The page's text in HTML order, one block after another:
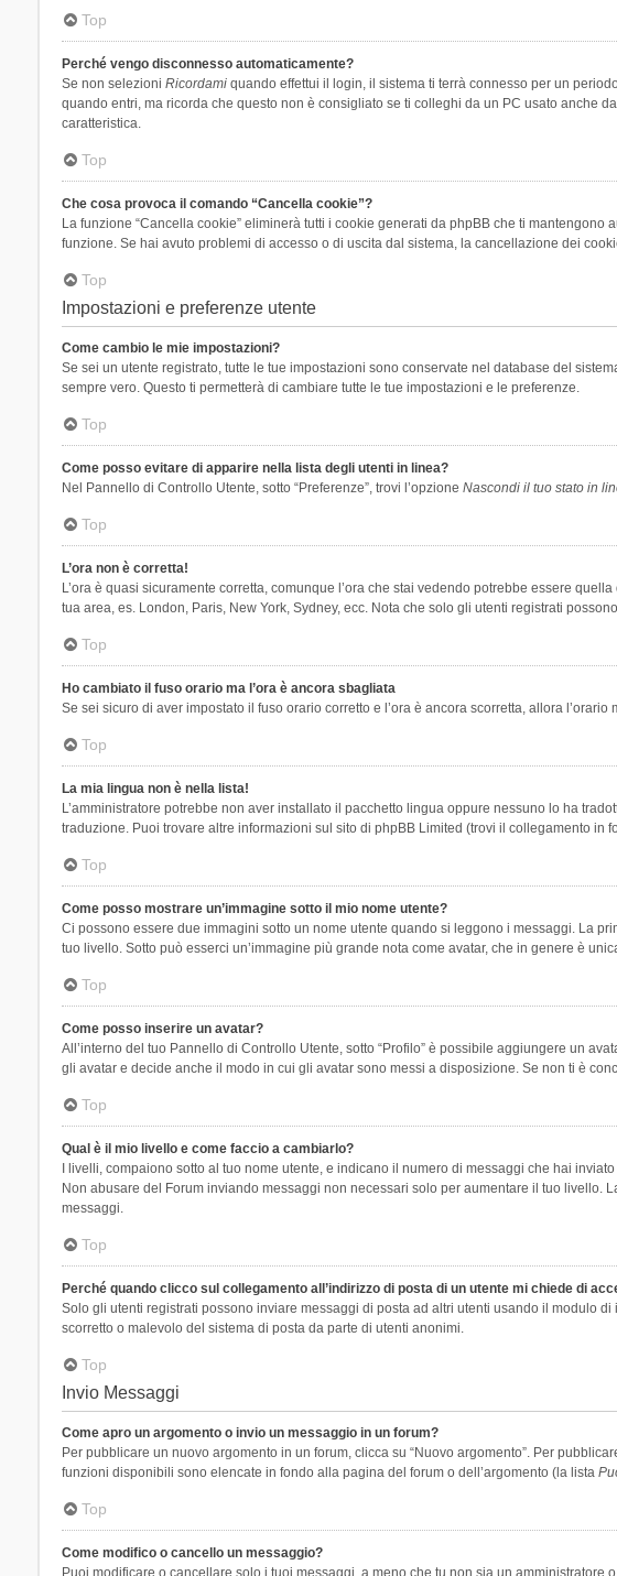
Top
Perché vengo disconnesso automaticamente?
Se non selezioni Ricordamiquando effettui il login, il sistema ti terrà connesso per un
quando entri, ma ricorda che questo non è consigliato se ti colleghi da un PC usato anche
caratteristica.
Top
Che cosa provoca il comando “Cancella cookie”?
La funzione “Cancella cookie” eliminerà tutti i cookie generati da phpBB che ti
funzione. Se hai avuto problemi di accesso o di uscita dal sistema, la cancellazione dei
Top
Impostazioni e preferenze utente
Come cambio le mie impostazioni?
Se sei un utente registrato, tutte le tue impostazioni sono conservate nel database del
sempre vero. Questo ti permetterà di cambiare tutte le tue impostazioni e le preferenze.
Top
Come posso evitare di apparire nella lista degli utenti in linea?
Nel Pannello di Controllo Utente, sotto “Preferenze”, trovi l’opzione Nascondi il tuo stato in
Top
L’ora non è corretta!
L’ora è quasi sicuramente corretta, comunque l’ora che stai vedendo potrebbe essere
tua area, es. London, Paris, New York, Sydney, ecc. Nota che solo gli utenti registrati
Top
Ho cambiato il fuso orario ma l’ora è ancora sbagliata
Se sei sicuro di aver impostato il fuso orario corretto e l’ora è ancora scorretta, allora
Top
La mia lingua non è nella lista!
L’amministratore potrebbe non aver installato il pacchetto lingua oppure nessuno lo ha
traduzione. Puoi trovare altre informazioni sul sito di phpBB Limited (trovi il collegamento in
Top
Come posso mostrare un’immagine sotto il mio nome utente?
Ci possono essere due immagini sotto un nome utente quando si leggono i messaggi. La
tuo livello. Sotto può esserci un’immagine più grande nota come avatar, che in genere è
Top
Come posso inserire un avatar?
All’interno del tuo Pannello di Controllo Utente, sotto “Profilo” è possibile aggiungere un
gli avatar e decide anche il modo in cui gli avatar sono messi a disposizione. Se non ti è
Top
Qual è il mio livello e come faccio a cambiarlo?
I livelli, compaiono sotto al tuo nome utente, e indicano il numero di messaggi che hai
Non abusare del Forum inviando messaggi non necessari solo per aumentare il tuo livello.
messaggi.
Top
Perché quando clicco sul collegamento all’indirizzo di posta di un utente mi chiede di
Solo gli utenti registrati possono inviare messaggi di posta ad altri utenti usando il modulo
scorretto o malevolo del sistema di posta da parte di utenti anonimi.
Top
Invio Messaggi
Come apro un argomento o invio un messaggio in un forum?
Per pubblicare un nuovo argomento in un forum, clicca su “Nuovo argomento”. Per
funzioni disponibili sono elencate in fondo alla pagina del forum o dell’argomento (la lista
Top
Come modifico o cancello un messaggio?
Puoi modificare o cancellare solo i tuoi messaggi, a meno che tu non sia un